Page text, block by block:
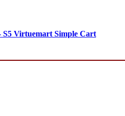
S5 Virtuemart Simple Cart